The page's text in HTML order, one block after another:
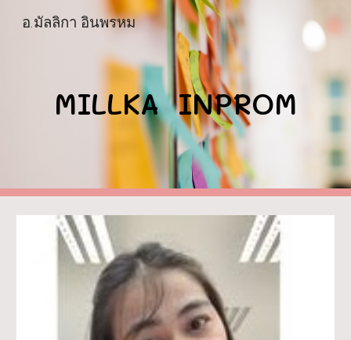
Skip to main content Skip to navigation
อ.มัลลิกา อินพรหม
MILLKA  INPROM